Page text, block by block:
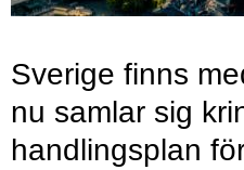
Sverige finns
nu samlar sig
handlingsplan